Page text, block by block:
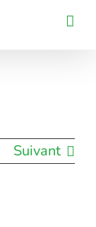
Suivant